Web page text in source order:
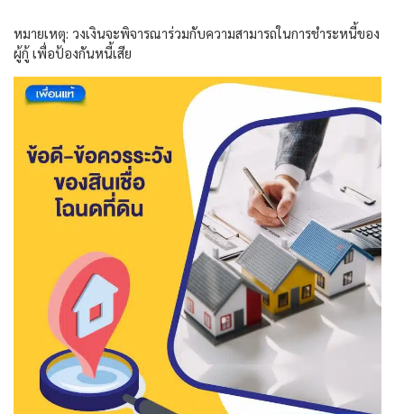
หมายเหตุ: วงเงินจะพิจารณาร่วมกับความสามารถในการชำระหนี้ของ
ผู้กู้ เพื่อป้องกันหนี้เสีย